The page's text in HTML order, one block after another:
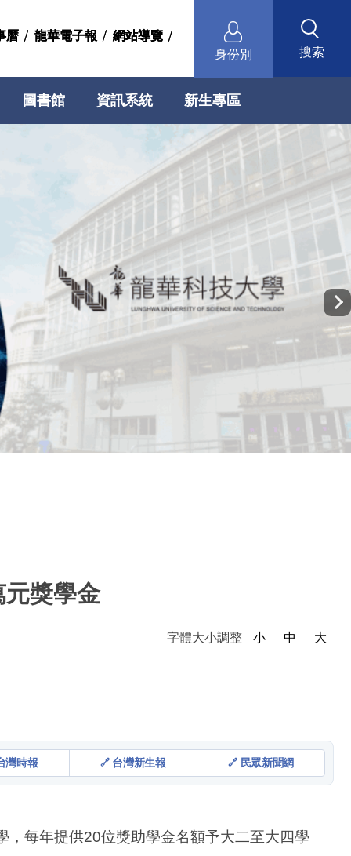
曆 龍華電子報
網站導覽
身份別
搜索
曆 龍華電子報 網站導覽
圖書館 資訊系統 新生專區
獎學金
字體大小調整 小 中 大
灣時報 台灣新生報 民眾新聞網
每年提供20位獎助學金名額予大二至大四學